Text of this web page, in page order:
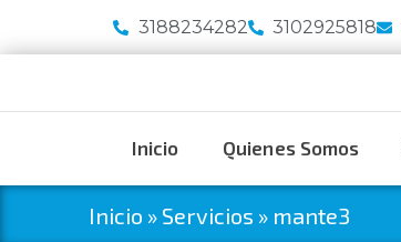
3188234282 3102925818
Inicio Quienes Somos
Inicio » Servicios » mante3